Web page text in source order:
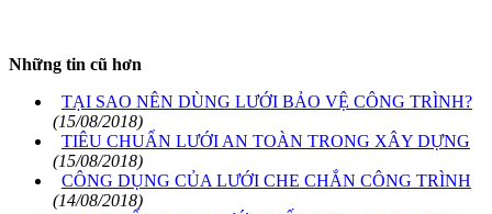
Những tin cũ hơn
TẠI SAO NÊN DÙNG LƯỚI BẢO VỆ CÔNG TRÌNH?
(15/08/2018)
TIÊU CHUẨN LƯỚI AN TOÀN TRONG XÂY DỰNG
(15/08/2018)
CÔNG DỤNG CỦA LƯỚI CHE CHẮN CÔNG TRÌNH
(14/08/2018)